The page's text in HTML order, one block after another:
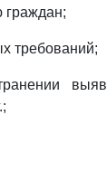
граждан;
требований;